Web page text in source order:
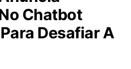
Chatbot
Desafiar A